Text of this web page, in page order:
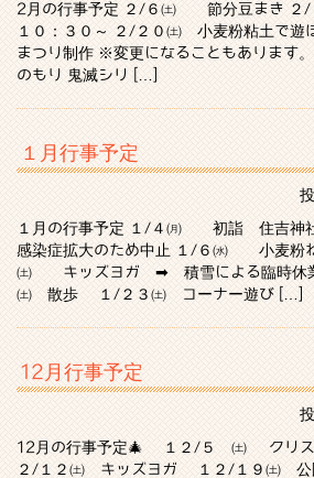
2月の行事予定 ２/６㈯ 節分豆まき ２
１０：３０～ ２/２０㈯ 小麦粉粘土で
まつり制作 ※変更になることもあります
のもり 鬼滅シリ […]
１月行事予定
１月の行事予定 １/４㈪ 初詣 住吉神
感染症拡大のため中止 １/６㈬ 小麦粉
㈯ キッズヨガ ➡ 積雪による臨時休業
㈯ 散歩 １/２３㈯ コーナー遊び […]
12月行事予定
12月の行事予定🎄 １２/５ ㈯ クリ
２/１２㈯ キッズヨガ １２/１９㈯